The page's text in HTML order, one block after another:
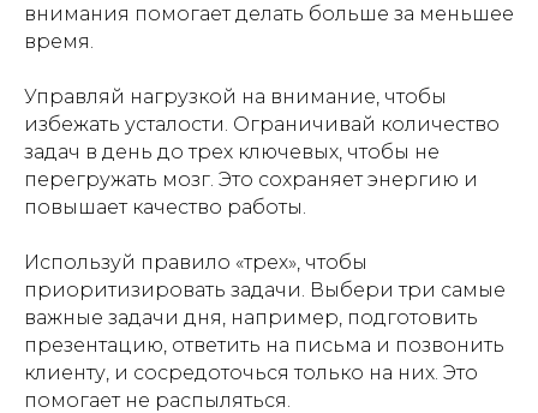
внимания помогает делать больше за меньшее
время.
Управляй нагрузкой на внимание, чтобы
избежать усталости. Ограничивай количество
задач в день до трех ключевых, чтобы не
перегружать мозг. Это сохраняет энергию и
повышает качество работы.
Используй правило «трех», чтобы
приоритизировать задачи. Выбери три самые
важные задачи дня, например, подготовить
презентацию, ответить на письма и позвонить
клиенту, и сосредоточься только на них. Это
помогает не распыляться.